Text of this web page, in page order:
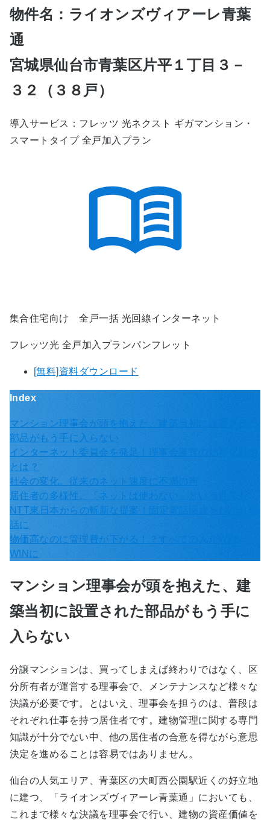
物件名：ライオンズヴィアーレ青葉
通
宮城県仙台市青葉区片平１丁目３－
３２（３８戸）
導入サービス：フレッツ 光ネクスト ギガマンション・
スマートタイプ 全戸加入プラン
集合住宅向け 全戸一括 光回線インターネット
フレッツ光 全戸加入プランパンフレット
[無料]資料ダウンロード
Index
マンション理事会が頭を抱えた、建築当初に設置された
部品がもう手に入らない
インターネット委員会を発足！理事会運営の効率化戦略
とは？
社会の変化。従来のネット速度に不満の声
居住者の多様性。「ネットは使わない」という世帯も
NTT東日本からの斬新な提案！固定電話回線をひかり電
話に
物価高なのに管理費が下がる！？すべての人がWIN-
WINに
マンション理事会が頭を抱えた、建
築当初に設置された部品がもう手に
入らない
分譲マンションは、買ってしまえば終わりではなく、区
分所有者が運営する理事会で、メンテナンスなど様々な
決議が必要です。とはいえ、理事会を担うのは、普段は
それぞれ仕事を持つ居住者です。建物管理に関する専門
知識が十分でない中、他の居住者の合意を得ながら意思
決定を進めることは容易ではありません。
仙台の人気エリア、青葉区の大町西公園駅近くの好立地
に建つ、「ライオンズヴィアーレ青葉通」においても、
これまで様々な決議を理事会で行い、建物の資産価値を